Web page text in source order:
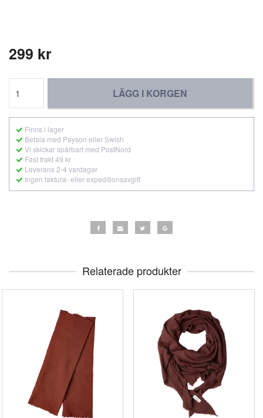
299 kr
LÄGG I KORGEN
Finns i lager
Betala med Payson eller Swish
Vi skickar spårbart med PostNord
Fast frakt 49 kr
Leverans 2-4 vardagar
Ingen faktura- eller expeditionsavgift
Relaterade produkter